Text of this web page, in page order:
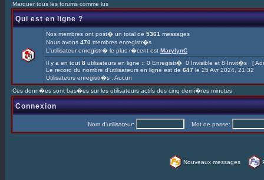
Marquer tous les forums comme lus
Qui est en ligne ?
Nos membres ont post� un total de 5361 messages
Nous avons 470 membres enregistr�s
L'utilisateur enregistr� le plus r�cent est MarylynC
Il y a en tout 8 utilisateurs en ligne :: 0 Enregistr�, 0 Invisible et 8 Invit�s [
Le record du nombre d'utilisateurs en ligne est de 647 le 25 Avr 2024, 21:32
Utilisateurs enregistr�s : Aucun
Ces donn�es sont bas�es sur les utilisateurs actifs des cinq derni�res minutes
Connexion
Nom d'utilisateur: Mot de passe:
Nouveaux messages